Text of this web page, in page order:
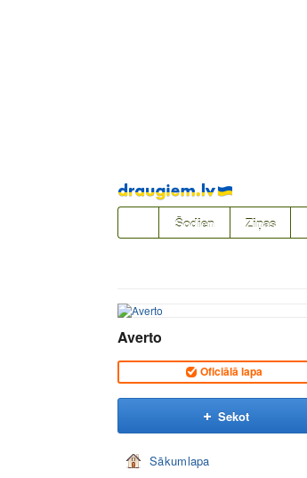
Pāriet
uz
saturu
Šodien Ziņas
Averto
Oficiālā lapa
Sekot
Sākumlapa